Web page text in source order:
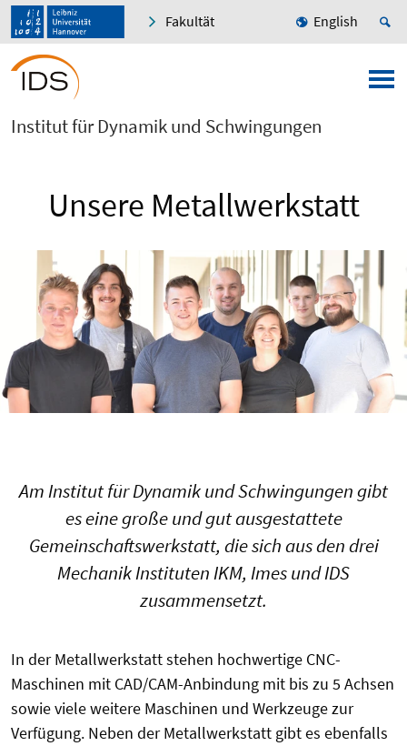
Fakultät English
Institut für Dynamik und Schwingungen
Unsere Metallwerkstatt
Am Institut für Dynamik und Schwingungen gibt
es eine große und gut ausgestattete
Gemeinschaftswerkstatt, die sich aus den drei
Mechanik Instituten IKM, Imes und IDS
zusammensetzt.
In der Metallwerkstatt stehen hochwertige CNC-
Maschinen mit CAD/CAM-Anbindung mit bis zu 5 Achsen
sowie viele weitere Maschinen und Werkzeuge zur
Verfügung. Neben der Metallwerkstatt gibt es ebenfalls